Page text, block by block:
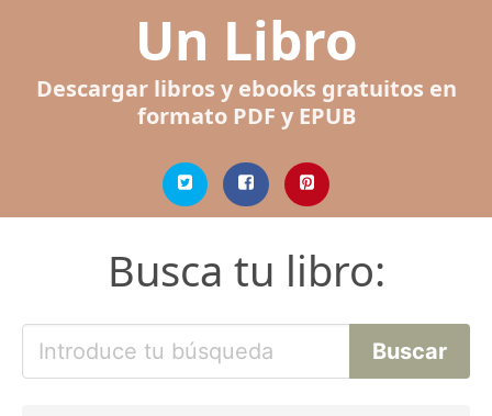
Un Libro
Descargar libros y ebooks gratuitos en
formato PDF y EPUB
Busca tu libro: